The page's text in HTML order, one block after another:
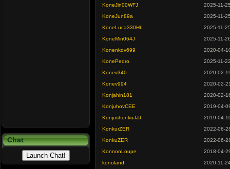
Chat
KoneJin00WFJ
2025-11-
KoneJun89a
2025-11-
KoneLuca330Hb
2025-11-
KoneMin064J
2025-11-
Konenkov699
2020-04-
KonePedro
2025-11-
Konev340
2020-02-
Konev994
2020-02-
Konjahin181
2020-02-
KonjuhovCEE
2019-04-
KonjushenkoJJJ
2019-04-
KonkurZER
2022-06-
KonkuZER
2022-06-
KonnonLoupe
2018-04-
konoland
2020-11-